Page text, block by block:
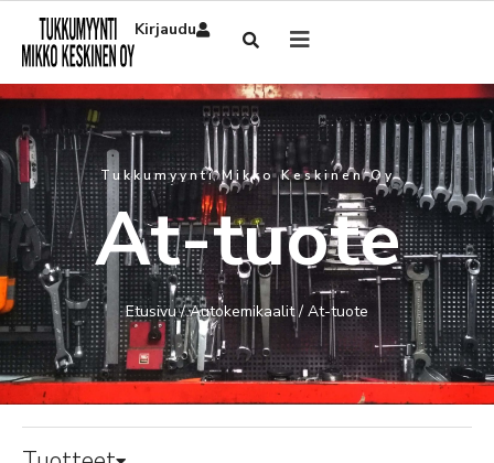
Kirjaudu
Tukkumyynti Mikko Keskinen Oy
At-tuote
Etusivu/Autokemikaalit/ At-tuote